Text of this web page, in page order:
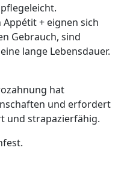
Appétit + eignen sich
Gebrauch, sind
lange Lebensdauer.
hat
und erfordert
und strapazierfähig.